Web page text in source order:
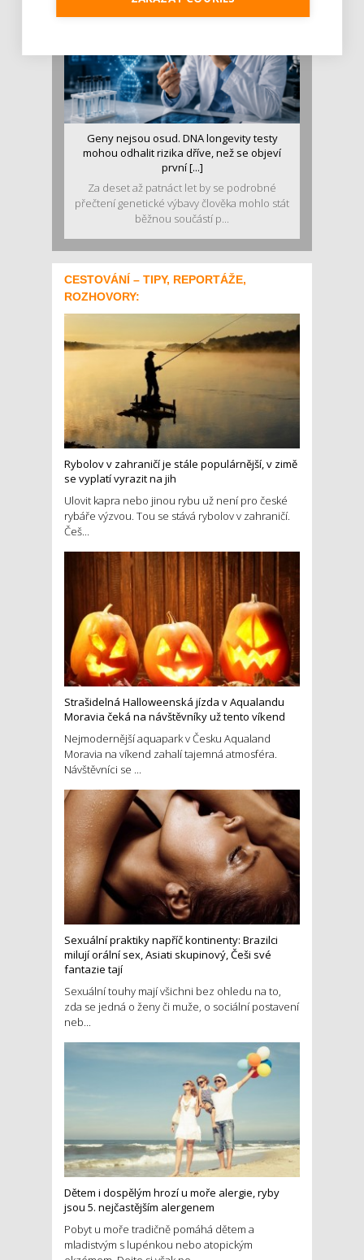
Geny nejsou osud. DNA longevity testy
mohou odhalit rizika dříve, než se objeví
první [...]
Za deset až patnáct let by se podrobné
přečtení genetické výbavy člověka mohlo stát
běžnou součástí p...
CESTOVÁNÍ – TIPY, REPORTÁŽE,
ROZHOVORY:
Rybolov v zahraničí je stále populárnější, v zimě
se vyplatí vyrazit na jih
Ulovit kapra nebo jinou rybu už není pro české
rybáře výzvou. Tou se stává rybolov v zahraničí.
Češ...
Strašidelná Halloweenská jízda v Aqualandu
Moravia čeká na návštěvníky už tento víkend
Nejmodernější aquapark v Česku Aqualand
Moravia na víkend zahalí tajemná atmosféra.
Návštěvníci se ...
Sexuální praktiky napříč kontinenty: Brazilci
milují orální sex, Asiati skupinový, Češi své
fantazie tají
Sexuální touhy mají všichni bez ohledu na to,
zda se jedná o ženy či muže, o sociální postavení
neb...
Dětem i dospělým hrozí u moře alergie, ryby
jsou 5. nejčastějším alergenem
Pobyt u moře tradičně pomáhá dětem a
mladistvým s lupénkou nebo atopickým